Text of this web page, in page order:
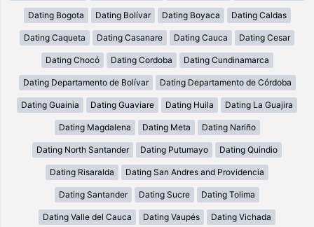
Dating Bogota Dating Bolívar Dating Boyaca Dating Caldas
Dating Caqueta Dating Casanare Dating Cauca Dating Cesar
Dating Chocó Dating Cordoba Dating Cundinamarca
Dating Departamento de Bolívar Dating Departamento de Córdoba
Dating Guainia Dating Guaviare Dating Huila Dating La Guajira
Dating Magdalena Dating Meta Dating Nariño
Dating North Santander Dating Putumayo Dating Quindio
Dating Risaralda Dating San Andres and Providencia
Dating Santander Dating Sucre Dating Tolima
Dating Valle del Cauca Dating Vaupés Dating Vichada